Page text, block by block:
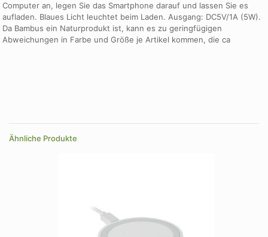
Computer an, legen Sie das Smartphone darauf und lassen Sie es
aufladen. Blaues Licht leuchtet beim Laden. Ausgang: DC5V/1A (5W).
Da Bambus ein Naturprodukt ist, kann es zu geringfügigen
Abweichungen in Farbe und Größe je Artikel kommen, die ca
Ähnliche Produkte